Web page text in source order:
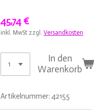
45,74 €
inkl. MwSt zzgl. Versandkosten
In den
Warenkorb
Artikelnummer: 42155